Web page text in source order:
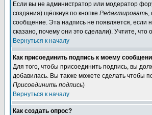
Если вы не администратор или модератор
создания) щёлкнув по кнопке Редактировать,
сообщение. Эта надпись не появляется, если
сказано, почему они это сделали). Учтите,
Вернуться к началу
Как присоединить подпись к моему
Для того, чтобы присоединить подпись, вы
добавилась. Вы также можете сделать чтобы
Присоединить подпись)
Вернуться к началу
Как создать опрос?